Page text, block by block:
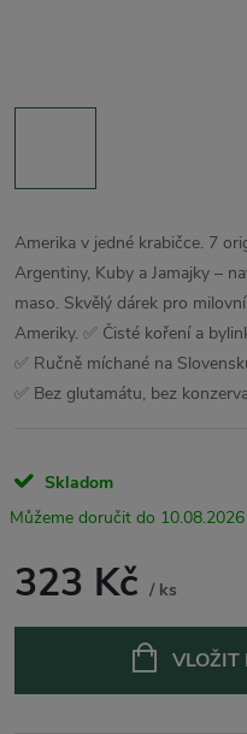
Amerika v jedné krabičce. 7
Argentiny, Kuby a Jamajky –
maso. Skvělý dárek pro
Ameriky. ✅ Čisté koření a
✅ Ručně míchané na
✅ Bez glutamátu, bez
Skladom
10.08.2026
323 Kč / ks
VLOŽIT